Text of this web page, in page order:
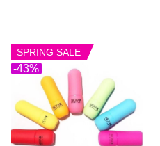
-43%
SPRING SALE